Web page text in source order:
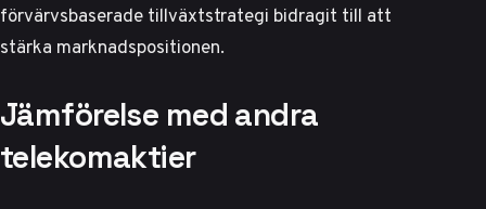
förvärvsbaserade tillväxtstrategi bidragit till att
stärka marknadspositionen.
Jämförelse med andra
telekomaktier